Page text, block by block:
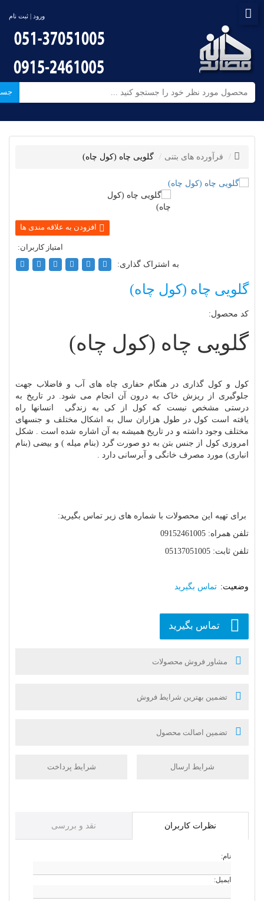
ورود | ثبت نام
فرآورده های بتنی گلویی چاه (کول چاه)
به اشتراک گذاری:
گلویی چاه (کول چاه)
کد محصول:
گلویی چاه (کول چاه)
کول و کول گذاری در هنگام حفاری چاه های آب و فاضلاب جهت
جلوگیری از ریزش خاک به درون آن انجام می شود. در تاریخ به
درستی مشخص نیست که کول از کی به زندگی انسانها راه
یافته
است کول در طول هزاران سال به اشکال مختلف و جنسهای
مختلف وجود داشته و در تاریخ همیشه به آن
اشاره شده است . شکل
امروزی کول از جنس بتن به دو صورت گرد (بنام میله ) و بیضی (بنام
انباری) مورد مصرف خانگی و آبرسانی دارد .
برای تهیه این محصولات با شماره های زیر تماس بگیرید:
تلفن همراه: 09152461005
تلفن ثابت: 05137051005
تماس بگیرید
تماس بگیرید
مشاور فروش محصولات
تضمین بهترین شرایط فروش
تضمین اصالت محصول
شرایط ارسال شرایط پرداخت
نظرات کاربران نقد و بررسی
نام:
ایمیل: